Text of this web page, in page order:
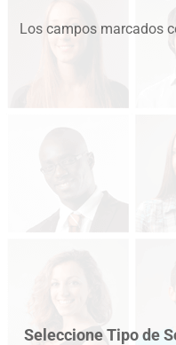
Los campos marcados
Seleccione Tipo de